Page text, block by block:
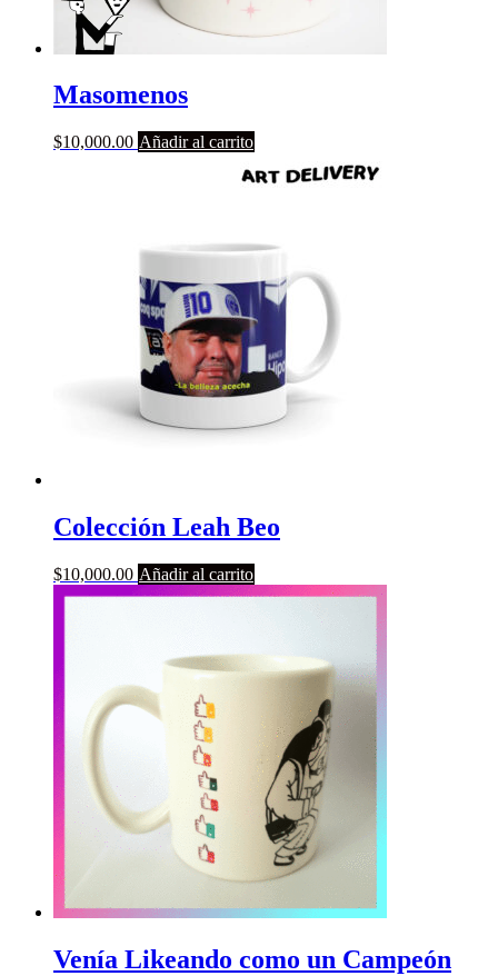
Masomenos
$10,000.00 Añadir al carrito
Colección Leah Beo
$10,000.00 Añadir al carrito
Venía Likeando como un Campeón